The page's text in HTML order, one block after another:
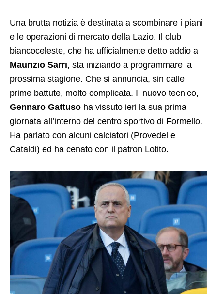
Una brutta notizia è destinata a scombinare i piani
e le operazioni di mercato della Lazio. Il club
biancoceleste, che ha ufficialmente detto addio a
Maurizio Sarri, sta iniziando a programmare la
prossima stagione. Che si annuncia, sin dalle
prime battute, molto complicata. Il nuovo tecnico,
Gennaro Gattuso ha vissuto ieri la sua prima
giornata all’interno del centro sportivo di Formello.
Ha parlato con alcuni calciatori (Provedel e
Cataldi) ed ha cenato con il patron Lotito.